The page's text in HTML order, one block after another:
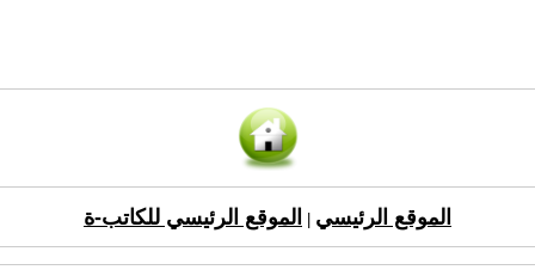
الموقع الرئيسي الموقع الرئيسي للكاتب-ة